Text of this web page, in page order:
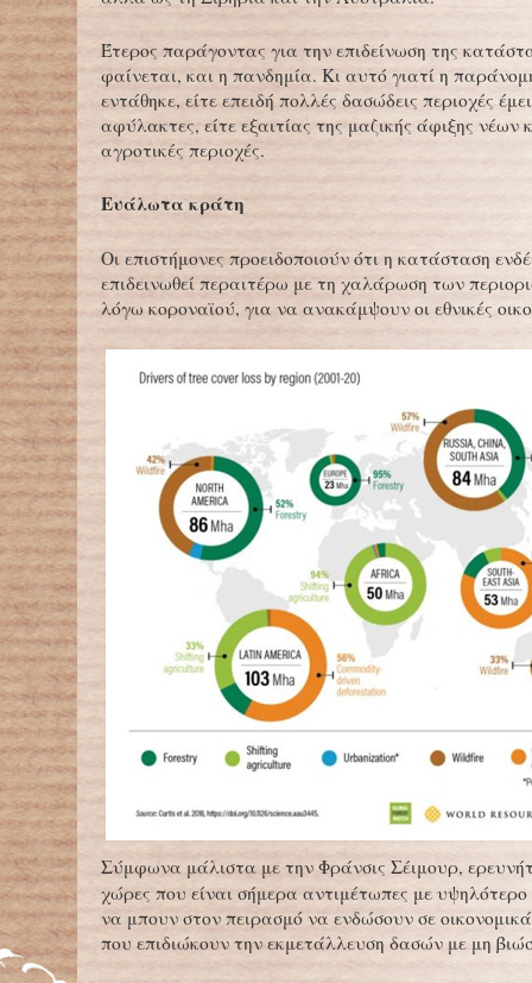
Έτερος παράγοντας για την επιδείνωση της
φαίνεται, και η πανδημία. Κι αυτό γιατί η
εντάθηκε, είτε επειδή πολλές δασώδεις περιοχές
αφύλακτες, είτε εξαιτίας της μαζικής άφιξης νέων
αγροτικές περιοχές.
Ευάλωτα κράτη
Οι επιστήμονες προειδοποιούν ότι η κατάσταση
επιδεινωθεί περαιτέρω με τη χαλάρωση των
λόγω κοροναϊού, για να ανακάμψουν οι εθνικές
Σύμφωνα μάλιστα με την Φράνσις Σέιμουρ,
χώρες που είναι σήμερα αντιμέτωπες με υψηλότερο
να μπουν στον πειρασμό να ενδώσουν σε
που επιδιώκουν την εκμετάλλευση δασών με μη